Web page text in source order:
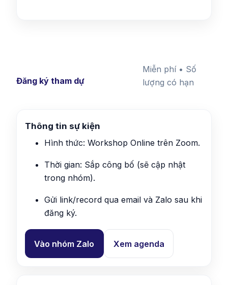
Đăng ký tham dự
Miễn phí • Số
lượng có hạn
Thông tin sự kiện
Hình thức: Workshop Online trên Zoom.
Thời gian: Sắp công bố (sẽ cập nhật
trong nhóm).
Gửi link/record qua email và Zalo sau khi
đăng ký.
Vào nhóm Zalo Xem agenda